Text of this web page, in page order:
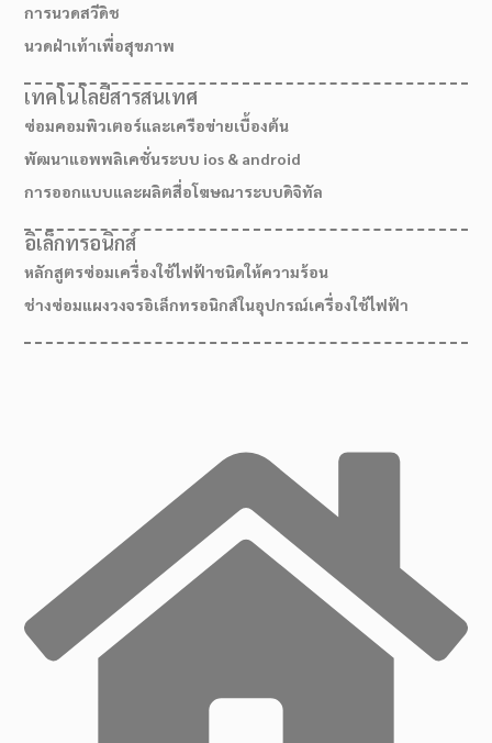
เส้นทางมาโรงเรียน
การนวดสวีดิช
นวดฝ่าเท้าเพื่อสุขภาพ
เทคโนโลยีสารสนเทศ
ซ่อมคอมพิวเตอร์และเครือข่ายเบื้องต้น
พัฒนาแอพพลิเคชั่นระบบ ios & android
การออกแบบและผลิตสื่อโฆษณาระบบดิจิทัล
อิเล็กทรอนิกส์
หลักสูตรซ่อมเครื่องใช้ไฟฟ้าชนิดให้ความร้อน
ช่างซ่อมแผงวงจรอิเล็กทรอนิกส์ในอุปกรณ์เครื่องใช้ไฟฟ้า